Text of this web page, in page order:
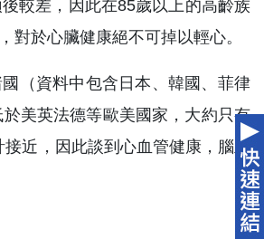
較差，因此在85歲以上的高齡族
於心臟健康絕不可掉以輕心。
（資料中包含日本、韓國、菲律
美英法德等歐美國家，大約只有
近，因此談到心血管健康，腦血